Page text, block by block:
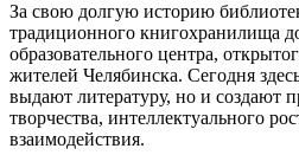
За свою долгую историю
традиционного книгохранилища
образовательного центра,
жителей Челябинска. Сегодня
выдают литературу, но и создают
творчества, интеллектуального
взаимодействия.